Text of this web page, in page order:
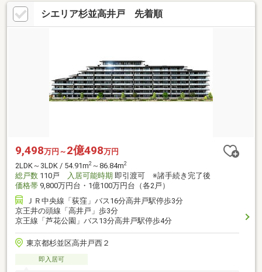
シエリア杉並高井戸 先着順
9,498万円～ 2億498万円
2LDK～3LDK / 54.91m2 ～86.84m2
総戸数 110戸 入居可能時期 即引渡可 ※諸手続き完了後
価格帯 9,800万円台・1億100万円台（各2戸）
ＪＲ中央線「荻窪」バス16分高井戸駅停歩3分
京王井の頭線「高井戸」歩3分
京王線「芦花公園」バス13分高井戸駅停歩4分
東京都杉並区高井戸西２
即入居可